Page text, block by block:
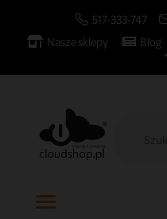
517-333-747
Nasze sklepy
Blog